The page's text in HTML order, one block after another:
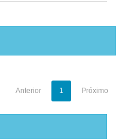
Anterior 1 Próximo